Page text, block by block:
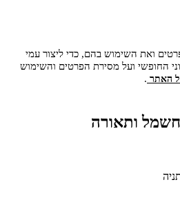
ואת השימוש בהם, כדי ליצור עמי
החופשי ועל מסירת הפרטים והשימוש
האתר .
חשמל ותאורה